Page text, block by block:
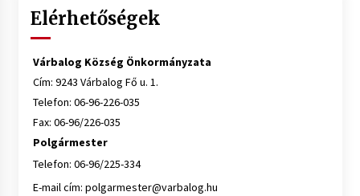
Elérhetőségek
Várbalog Község Önkormányzata
Cím: 9243 Várbalog Fő u. 1.
Telefon: 06-96-226-035
Fax: 06-96/226-035
Polgármester
Telefon: 06-96/225-334
E-mail cím: polgarmester@varbalog.hu